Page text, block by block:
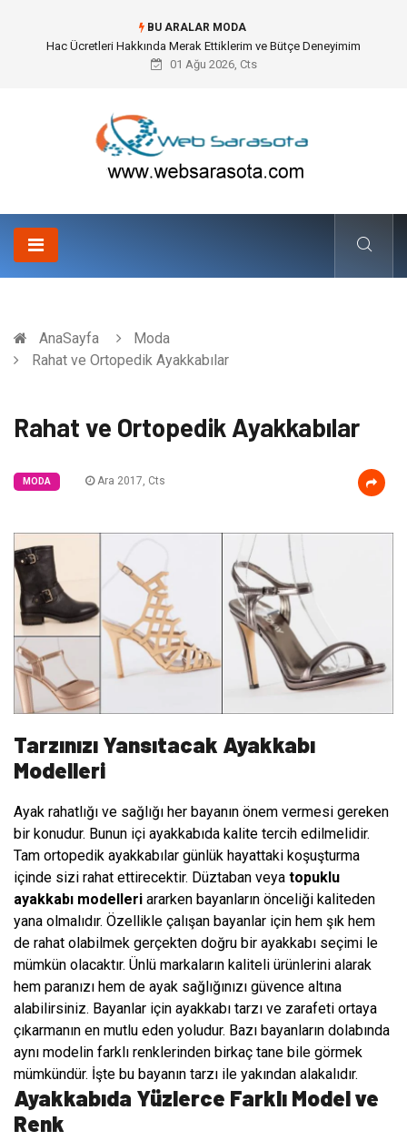
BU ARALAR MODA
Hac Ücretleri Hakkında Merak Ettiklerim ve Bütçe Deneyimim
01 Ağu 2026, Cts
AnaSayfa
Moda
Rahat ve Ortopedik Ayakkabılar
Rahat ve Ortopedik Ayakkabılar
MODA Ara 2017, Cts
Tarzınızı Yansıtacak Ayakkabı
Modelleri
Ayak rahatlığı ve sağlığı her bayanın önem vermesi gereken
bir konudur. Bunun içi ayakkabıda kalite tercih edilmelidir.
Tam ortopedik ayakkabılar günlük hayattaki koşuşturma
içinde sizi rahat ettirecektir. Düztaban veya topuklu
ayakkabı modelleri ararken bayanların önceliği kaliteden
yana olmalıdır. Özellikle çalışan bayanlar için hem şık hem
de rahat olabilmek gerçekten doğru bir ayakkabı seçimi le
mümkün olacaktır. Ünlü markaların kaliteli ürünlerini alarak
hem paranızı hem de ayak sağlığınızı güvence altına
alabilirsiniz. Bayanlar için ayakkabı tarzı ve zarafeti ortaya
çıkarmanın en mutlu eden yoludur. Bazı bayanların dolabında
aynı modelin farklı renklerinden birkaç tane bile görmek
mümkündür. İşte bu bayanın tarzı ile yakından alakalıdır.
Ayakkabıda Yüzlerce Farklı Model ve
Renk